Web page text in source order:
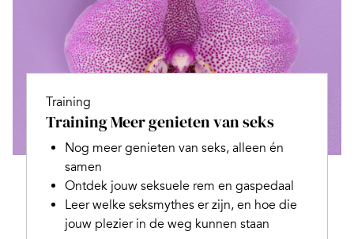
Training
Training Meer genieten van seks
Nog meer genieten van seks, alleen én
samen
Ontdek jouw seksuele rem en gaspedaal
Leer welke seksmythes er zijn, en hoe die
jouw plezier in de weg kunnen staan